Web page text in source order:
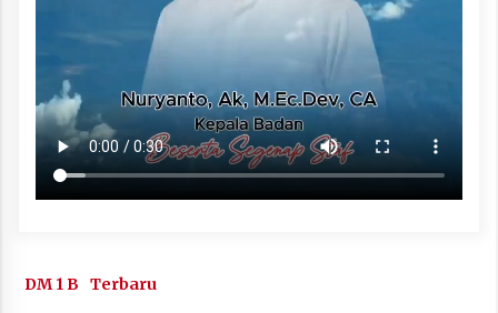
DM 1 B Terbaru